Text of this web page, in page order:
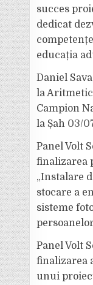
succes
dedicat
educația
Daniel
la
Campion
la Șah 03/
Panel Volt
finalizarea
„Instalare
stocare a
sisteme
Panel Volt
finalizarea
unui